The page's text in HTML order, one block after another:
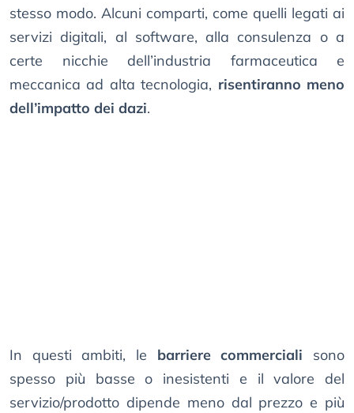
stesso modo. Alcuni comparti, come quelli legati ai
servizi digitali, al software, alla consulenza o a
certe nicchie dell’industria farmaceutica e
meccanica ad alta tecnologia, risentiranno meno
dell’impatto dei dazi.
In questi ambiti, le barriere commerciali sono
spesso più basse o inesistenti e il valore del
servizio/prodotto dipende meno dal prezzo e più